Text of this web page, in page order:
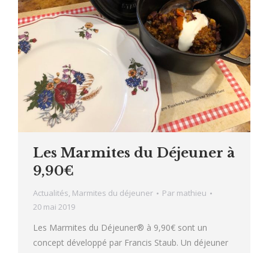
Les Marmites du Déjeuner à
9,90€
Actualités, Marmites du déjeuner Par mathieu
20 mai 2019
Les Marmites du Déjeuner® à 9,90€ sont un
concept développé par Francis Staub. Un déjeuner